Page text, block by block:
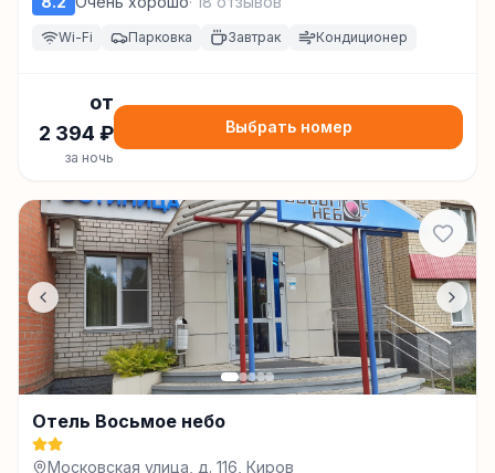
Wi-Fi Парковка Завтрак Кондиционер
от
2 394 ₽
за ночь
Выбрать номер
Отель Восьмое небо
Московская улица, д. 116, Киров